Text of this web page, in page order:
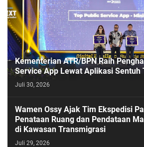
Kementerian ATR/BPN Raih
Service App Lewat Aplikasi Sentuh
Juli 30, 2026
Wamen Ossy Ajak Tim Ekspedisi
Penataan Ruang dan Pendataan
di Kawasan Transmigrasi
Juli 29, 2026